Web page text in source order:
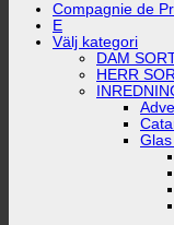
Compagnie de
E
Välj kategori
DAM
HERR
Glas